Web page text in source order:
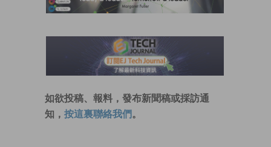
如欲投稿、報料，發布新聞稿或採訪通
知， 按這裏聯絡我們 。